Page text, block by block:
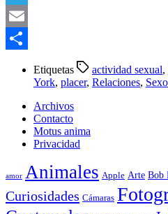
Telegram
Email
Etiquetas actividad sexual,
York, placer, Relaciones, Sexo
Archivos
Contacto
Motus anima
Privacidad
amor Animales Apple Arte Bob
Curiosidades Cámaras